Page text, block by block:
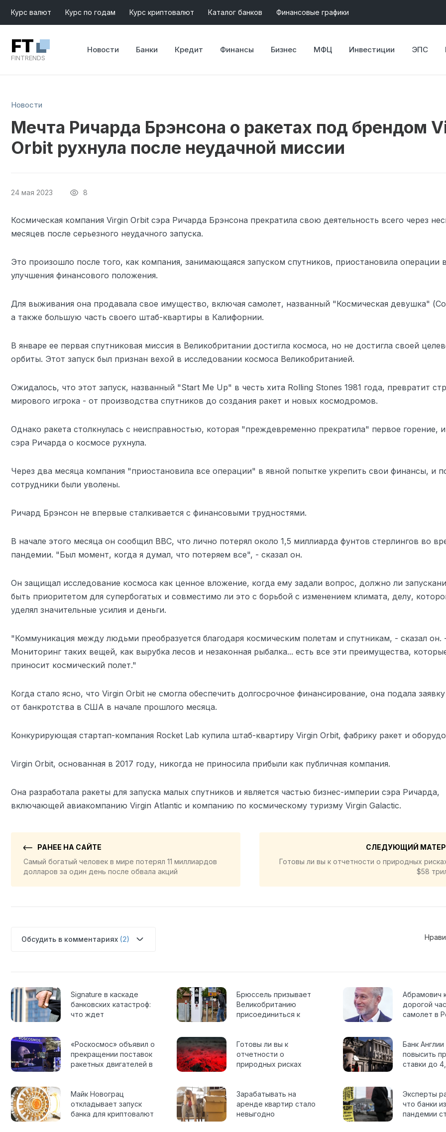
Курс валют Курс по годам Курс криптовалют Каталог банков Финансовые графики
FT
FINTRENDS
Новости Банки Кредит Финансы Бизнес МФЦ Инвестиции ЭПС
Новости
Мечта Ричарда Брэнсона о ракетах под брендом
Orbit рухнула после неудачной миссии
24 мая 2023 8
Космическая компания Virgin Orbit сэра Ричарда Брэнсона прекратила свою деятельность всего через
месяцев после серьезного неудачного запуска.
Это произошло после того, как компания, занимающаяся запуском спутников, приостановила операции
улучшения финансового положения.
Для выживания она продавала свое имущество, включая самолет, названный "Космическая девушка"
а также большую часть своего штаб-квартиры в Калифорнии.
В январе ее первая спутниковая миссия в Великобритании достигла космоса, но не достигла своей
орбиты. Этот запуск был признан вехой в исследовании космоса Великобританией.
Ожидалось, что этот запуск, названный "Start Me Up" в честь хита Rolling Stones 1981 года, превратит
мирового игрока - от производства спутников до создания ракет и новых космодромов.
Однако ракета столкнулась с неисправностью, которая "преждевременно прекратила" первое горение,
сэра Ричарда о космосе рухнула.
Через два месяца компания "приостановила все операции" в явной попытке укрепить свои финансы, и
сотрудники были уволены.
Ричард Брэнсон не впервые сталкивается с финансовыми трудностями.
В начале этого месяца он сообщил BBC, что лично потерял около 1,5 миллиарда фунтов стерлингов во
пандемии. "Был момент, когда я думал, что потеряем все", - сказал он.
Он защищал исследование космоса как ценное вложение, когда ему задали вопрос, должно ли
быть приоритетом для супербогатых и совместимо ли это с борьбой с изменением климата, делу,
уделял значительные усилия и деньги.
"Коммуникация между людьми преобразуется благодаря космическим полетам и спутникам, - сказал он.
Мониторинг таких вещей, как вырубка лесов и незаконная рыбалка... есть все эти преимущества,
приносит космический полет."
Когда стало ясно, что Virgin Orbit не смогла обеспечить долгосрочное финансирование, она подала
от банкротства в США в начале прошлого месяца.
Конкурирующая стартап-компания Rocket Lab купила штаб-квартиру Virgin Orbit, фабрику ракет и
Virgin Orbit, основанная в 2017 году, никогда не приносила прибыли как публичная компания.
Она разработала ракеты для запуска малых спутников и является частью бизнес-империи сэра Ричарда,
включающей авиакомпанию Virgin Atlantic и компанию по космическому туризму Virgin Galactic.
РАНЕЕ НА САЙТЕ
Самый богатый человек в мире потерял 11 миллиардов
долларов за один день после обвала акций
СЛЕДУЮЩИЙ
Готовы ли вы к отчетности о природных
$58
Обсудить в комментариях (2)
Signature в каскаде
банковских катастроф:
что ждет
Брюссель призывает
Великобританию
присоединиться к
Абрамович
дорогой
самолет в
«Роскосмос» объявил о
прекращении поставок
ракетных двигателей в
Готовы ли вы к
отчетности о
природных рисках
Банк
повысить
ставки до
Майк Новограц
откладывает запуск
банка для криптовалют
Зарабатывать на
аренде квартир стало
невыгодно
Эксперты
что банки
пандемии